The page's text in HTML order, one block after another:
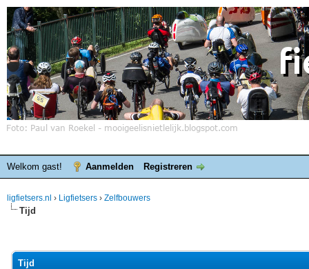
Welkom gast! Aanmelden Registreren
ligfietsers.nl › Ligfietsers › Zelfbouwers
Tijd
Tijd